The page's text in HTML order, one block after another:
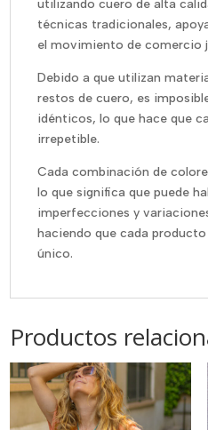
utilizando cuero de alta
técnicas tradicionales,
el movimiento de comercio
Debido a que utilizan
restos de cuero, es
idénticos, lo que hace que
irrepetible.
Cada combinación de
lo que significa que puede
imperfecciones y
haciendo que cada
único.
Productos